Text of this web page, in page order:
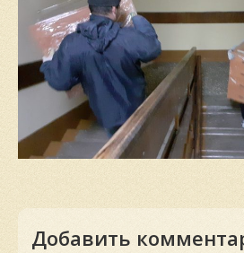
Добавить